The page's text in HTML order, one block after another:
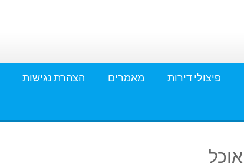
פיצולי דירות מאמרים הצהרת נגישות